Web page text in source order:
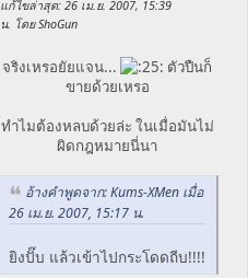
แก้ไขล่าสุด: 26 เม.ย. 2007, 15:39
น. โดย ShoGun
จริงเหรอยัยแจน...
ตัวปืนก็
ขายด้วยเหรอ
ทำไมต้องหลบด้วยล่ะ ในเมื่อมันไม่
ผิดกฎหมายนี่นา
อ้างคำพูดจาก: Kums-XMen เมื่อ
26 เม.ย. 2007, 15:17 น.
ยิงปั๊บ แล้วเข้าไปกระโดดถีบ!!!!